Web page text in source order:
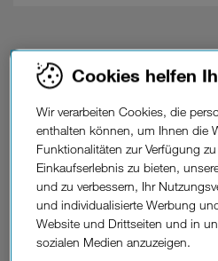
Dienstag
Cookies helfen
Wir verarbeiten Cookies, die
enthalten können, um Ihnen die
Funktionalitäten zur Verfügung
Einkaufserlebnis zu bieten,
und zu verbessern, Ihr
und individualisierte Werbung
Website und Drittseiten und in
sozialen Medien anzuzeigen.